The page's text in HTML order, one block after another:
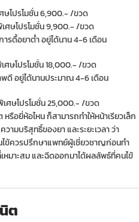
ษโปรโมชั่น 6,900.- /ขวด
ศษโปรโมชั่น 9,900.- /ขวด
รดื้อยาต่ำ อยู่ได้นาน 4-6 เดือน
ษโปรโมชั่น 18,000.- /ขวด
ดี อยู่ได้นานประมาณ 4-6 เดือน
ศษโปรโมชั่น 25,000.- /ขวด
รือยี่ห้อไหน ก็สามารถทำให้หน้าเรียวเล็ก
ามบริสุทธิ์ของยา และระยะเวลา ว่า
ไข้ควรปรึกษาแพทย์ผู้เชี่ยวชาญก่อนทำ
หมาะสม และฉีดออกมาได้ผลลัพธ์ที่คนไข้
ต